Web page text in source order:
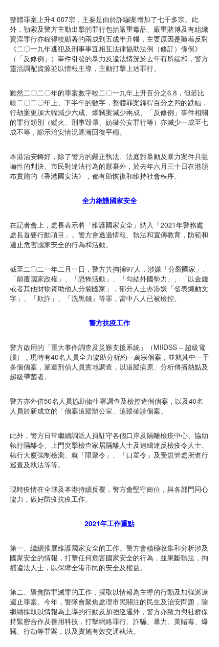
整體罪案上升4 007宗，主要是由於詐騙案增加了七千多宗。此
外，勒索及警方主動出擊的罪行包括嚴重毒品、嚴重賭博及有組織
賣淫罪行亦錄得較顯著的兩成到五成半升幅，主要原因是隨着反對
《二〇一九年逃犯及刑事事宜相互法律協助法例（修訂）條例》
（「反修例」）事件引發的暴力及違法情況於去年有所緩和，警方
靈活調配資源並以情報主導，主動打擊上述罪行。
雖然二〇二〇年的罪案數字較二〇一九年上升百分之6.8，但若比
較二〇二〇年上、下半年的數字，整體罪案錄得百分之四的跌幅，
行劫案更加大幅減少六成、爆竊案減少兩成、「反修例」事件相關
的罪行類別（縱火、刑事毀壞、妨礙公安罪行等）亦減少一成至七
成不等，顯示治安情況逐漸回復平穩。
本港治安轉好，除了警方的嚴正執法、法庭對暴動及暴力案件具阻
嚇性的判決、市民對違法行為的厭棄外，於去年六月三十日在港頒
布實施的《香港國安法》，都有助恢復和維持社會秩序。
全力維護國家安全
在記者會上，處長表示將「維護國家安全」納入「2021年警務處
處長首要行動項目」。警方會透過情報、執法和宣傳教育，防範和
遏止危害國家安全的行為和活動。
截至二〇二一年二月一日，警方共拘捕97人，涉嫌「分裂國家」、
「顛覆國家政權」、「恐怖活動」、「勾結外國勢力」、「以金錢
或者其他財物資助他人分裂國家」，部分人士亦涉嫌「發表煽動文
字」、「欺詐」、「洗黑錢」等罪，當中八人已被檢控。
警方抗疫工作
警方啟用的「重大事件調查及災難支援系統」（MIIDSS – 超級電
腦），現時有40名人員全力協助分析約一萬宗個案，並就其中一千
多個個案，派遣刑偵人員實地調查，以追蹤病原、分析傳播熱點及
超級帶菌者。
警方亦外借50名人員協助衞生署調查及檢控違例個案，以及40名
人員於新成立的「個案追蹤辦公室」追蹤確診個案。
此外，警方日常繼續調派人員駐守各個口岸及隔離檢疫中心、協助
執行隔離令、上門突擊檢查家居隔離人士及追緝違反檢疫令人士、
執行大廈強制檢測、就「限聚令」、「口罩令」及受規管處所進行
巡查及執法等等。
現時疫情在全球及本港持續反覆，警方會堅守崗位，與各部門同心
協力，做好防疫抗疫工作。
2021年工作重點
第一、繼續推展維護國家安全的工作。警方會積極收集和分析涉及
國家安全的情報，打擊任何危害國家安全的行為，並果斷執法，拘
捕違法人士，以保障全港市民的安全及權益。
第二、聚焦防罪滅罪的工作，採取以情報為主導的行動及加強巡邏
遏止罪案。今年，警隊會聚焦處理市民關注的民生及治安問題，除
繼續採取以情報為主導的行動及加強巡邏外，警方亦致力與社群保
持緊密合作及善用科技，打擊網絡罪行、詐騙、暴力、黃賭毒、爆
竊、行劫等罪案，以及實施有效交通執法。